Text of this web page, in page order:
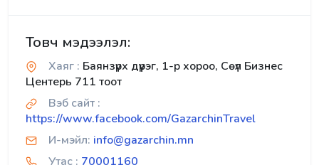
Товч мэдээлэл:
Хаяг : Баянзүрх дүүрэг, 1-р хороо, Сөүл Бизнес
Центерь 711 тоот
Вэб сайт :
https://www.facebook.com/GazarchinTravel
И-мэйл: info@gazarchin.mn
Утас : 70001160